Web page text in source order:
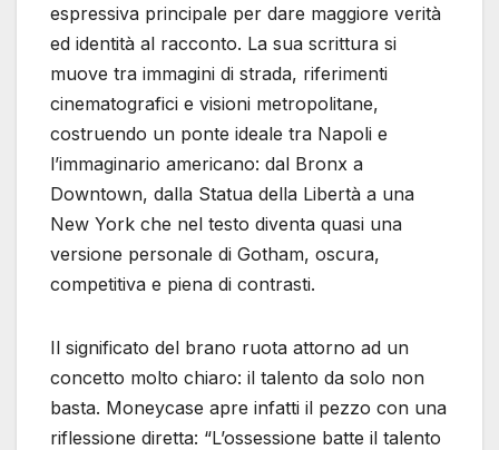
espressiva principale per dare maggiore verità
ed identità al racconto. La sua scrittura si
muove tra immagini di strada, riferimenti
cinematografici e visioni metropolitane,
costruendo un ponte ideale tra Napoli e
l’immaginario americano: dal Bronx a
Downtown, dalla Statua della Libertà a una
New York che nel testo diventa quasi una
versione personale di Gotham, oscura,
competitiva e piena di contrasti.
Il significato del brano ruota attorno ad un
concetto molto chiaro: il talento da solo non
basta. Moneycase apre infatti il pezzo con una
riflessione diretta: “L’ossessione batte il talento